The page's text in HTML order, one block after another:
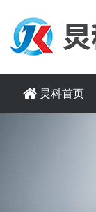
炅科首页